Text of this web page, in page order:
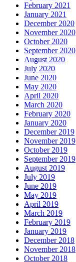
February 2021
January 2021
December 2020
November 2020
October 2020
September 2020
August 2020
July 2020
June 2020
May 2020
April 2020
March 2020
February 2020
January 2020
December 2019
November 2019
October 2019
September 2019
August 2019
July 2019
June 2019
May 2019
April 2019
March 2019
February 2019
January 2019
December 2018
November 2018
October 2018